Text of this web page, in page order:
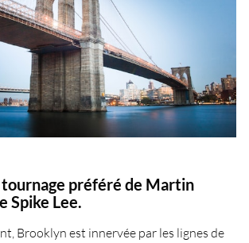
tournage préféré de Martin
Spike Lee.
Brooklyn est innervée par les lignes de